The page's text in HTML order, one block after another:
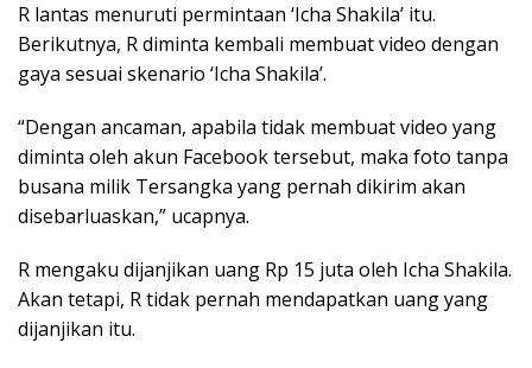
R lantas menuruti permintaan ‘Icha Shakila’ itu.
Berikutnya, R diminta kembali membuat video dengan
gaya sesuai skenario ‘Icha Shakila’.
“Dengan ancaman, apabila tidak membuat video yang
diminta oleh akun Facebook tersebut, maka foto tanpa
busana milik Tersangka yang pernah dikirim akan
disebarluaskan,” ucapnya.
R mengaku dijanjikan uang Rp 15 juta oleh Icha Shakila.
Akan tetapi, R tidak pernah mendapatkan uang yang
dijanjikan itu.